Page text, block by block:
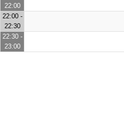
22:00
22:00 -
22:30
22:30 -
23:00